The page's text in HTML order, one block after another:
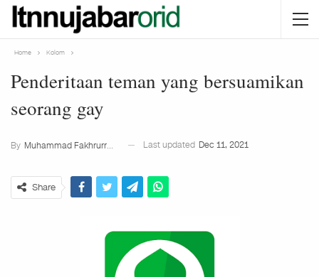
Home Kolom
Penderitaan teman yang bersuamikan
seorang gay
By Muhammad Fakhrurrozi Last updated Dec 11, 2021
Share